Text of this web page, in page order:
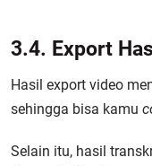
3.4. Export
Hasil export video
sehingga bisa kamu
Selain itu, hasil